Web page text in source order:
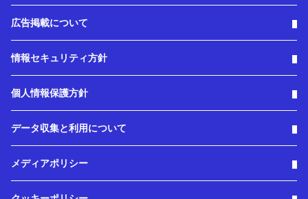
広告掲載について
情報セキュリティ方針
個人情報保護方針
データ収集と利用について
メディアポリシー